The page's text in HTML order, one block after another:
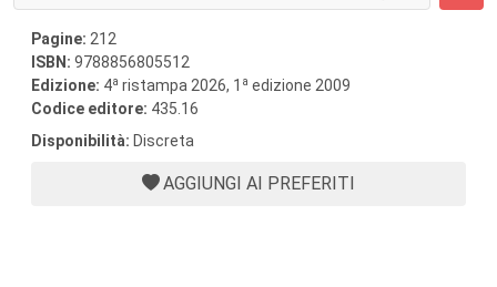
Pagine: 212
ISBN: 9788856805512
Edizione: 4a ristampa 2026, 1 a edizione 2009
Codice editore: 435.16
Disponibilità: Discreta
AGGIUNGI AI PREFERITI